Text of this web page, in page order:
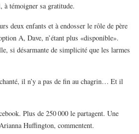
à témoigner sa gratitude.
deux enfants et à endosser le rôle de père
A, Dave, n’étant plus «disponible».
si désarmante de simplicité que les larmes
il n’y a pas de fin au chagrin… Et il
Plus de 250 000 le partagent. Une
Huffington, commentent.